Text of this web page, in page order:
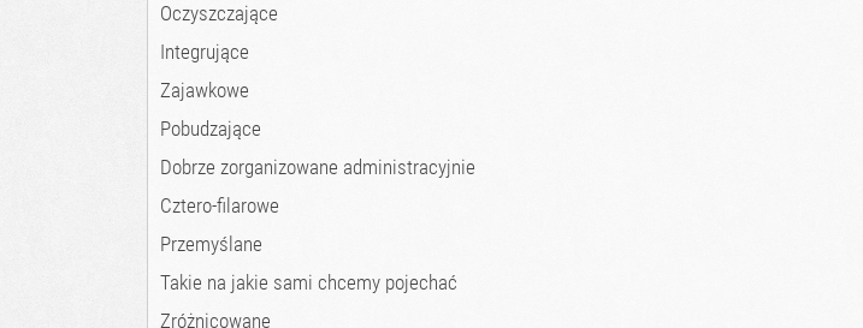
Oczyszczające
Integrujące
Zajawkowe
Pobudzające
Dobrze zorganizowane administracyjnie
Cztero-filarowe
Przemyślane
Takie na jakie sami chcemy pojechać
Zróżnicowane